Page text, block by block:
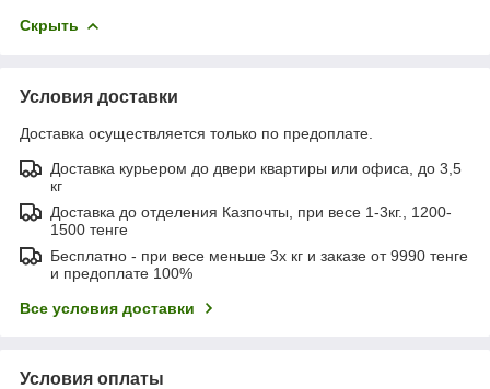
Скрыть
Условия доставки
Доставка осуществляется только по предоплате.
Доставка курьером до двери квартиры или офиса, до 3,5
кг
Доставка до отделения Казпочты, при весе 1-3кг., 1200-
1500 тенге
Бесплатно - при весе меньше 3х кг и заказе от 9990 тенге
и предоплате 100%
Все условия доставки
Условия оплаты